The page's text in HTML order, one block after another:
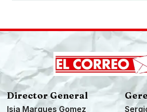
Director General
Isia Marques Gomez